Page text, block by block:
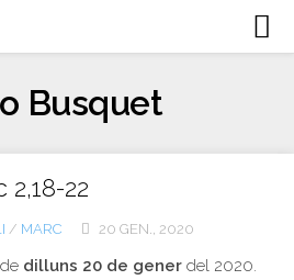
Busquet
2,18-22
/ MARC 20 GEN., 2020
dilluns 20 de gener del 2020.